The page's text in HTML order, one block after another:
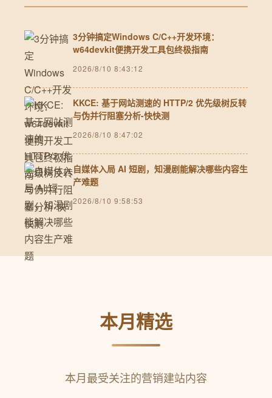
3分钟搞定Windows C/C++开发环境：
w64devkit便携开发工具包终极指南
2026/8/10 8:43:12
KKCE: 基于网站测速的 HTTP/2 优先级树反转
与伪并行阻塞分析-快快测
2026/8/10 8:47:02
自媒体入局 AI 短剧，知漫剧能解决哪些内容生
产难题
2026/8/10 9:58:53
本月精选
本月最受关注的营销建站内容